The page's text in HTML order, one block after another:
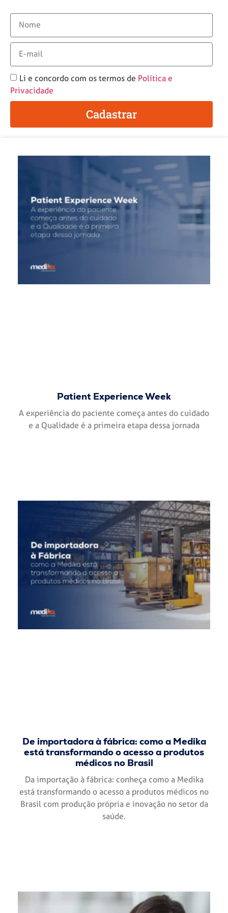
Li e concordo com os termos de Política e
Privacidade
Cadastrar
Patient Experience Week
A experiência do paciente começa antes do cuidado
e a Qualidade é a primeira etapa dessa jornada
De importadora à fábrica: como a Medika
está transformando o acesso a produtos
médicos no Brasil
Da importação à fábrica: conheça como a Medika
está transformando o acesso a produtos médicos no
Brasil com produção própria e inovação no setor da
saúde.